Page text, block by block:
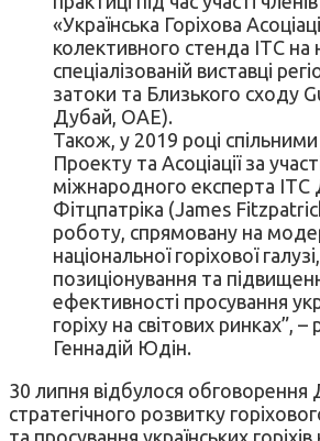
«Українська Горіхова
колективного стенда ІТС на
спеціалізованій виставці
затоки та Близького сходу
Дубай, ОАЕ).
Також, у 2019 році
Проекту та Асоціації за
міжнародного експерта
Фітцпатріка (James
роботу, спрямовану на
національної горіхової
позиціонування та
ефективності просування
горіху на світових ринках”, –
Геннадій Юдін.
30 липня відбулося обговорення
стратегічного розвитку
та просування українських